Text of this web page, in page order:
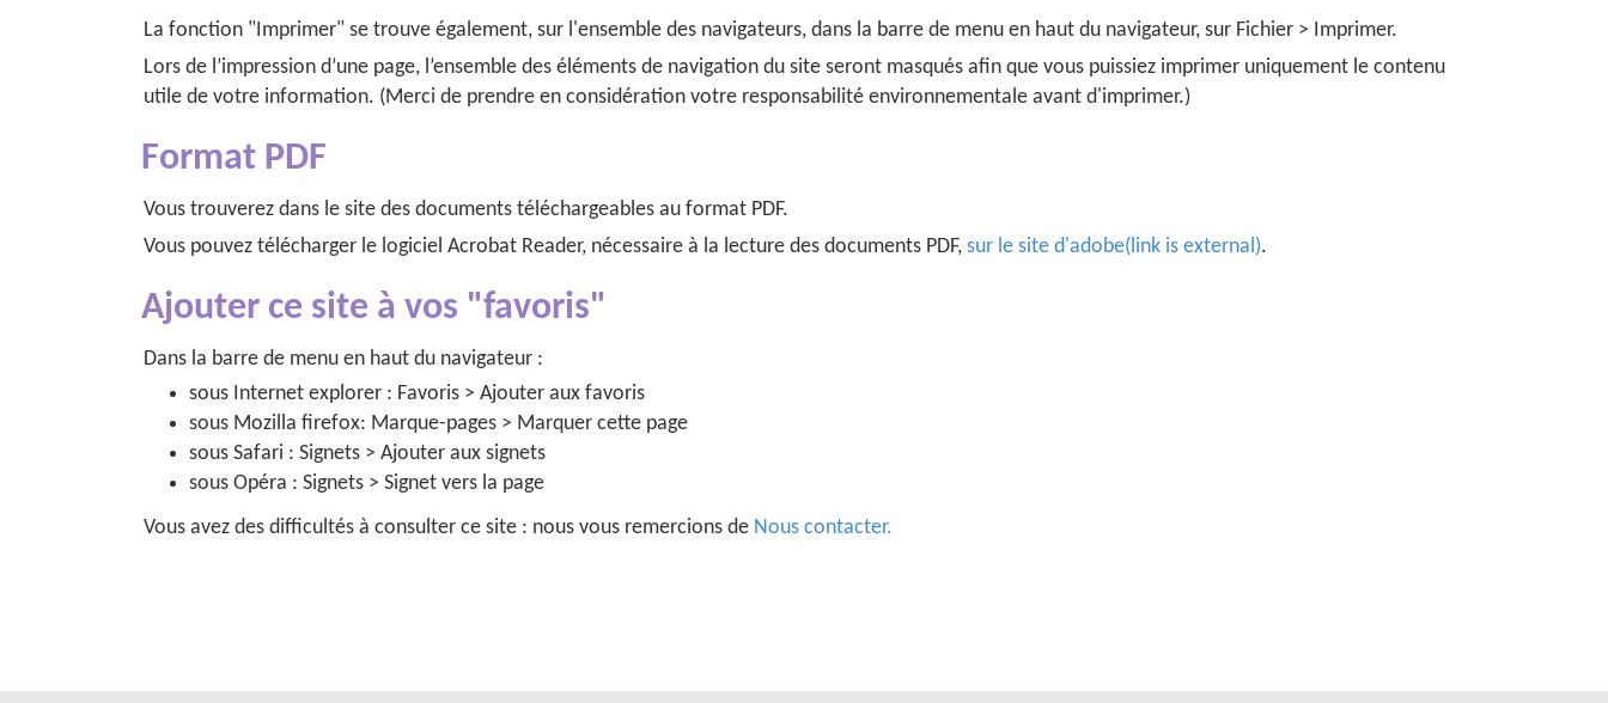
La fonction "Imprimer" se trouve également, sur l'ensemble des navigateurs, dans la barre de menu en haut du navigateur, sur Fichier > Imprimer.
Lors de l’impression d’une page, l’ensemble des éléments de navigation du site seront masqués afin que vous puissiez imprimer uniquement le contenu
utile de votre information. (Merci de prendre en considération votre responsabilité environnementale avant d'imprimer.)
Format PDF
Vous trouverez dans le site des documents téléchargeables au format PDF.
Vous pouvez télécharger le logiciel Acrobat Reader, nécessaire à la lecture des documents PDF,sur le site d'adobe(link is external).
Ajouter ce site à vos "favoris"
Dans la barre de menu en haut du navigateur :
sous Internet explorer : Favoris > Ajouter aux favoris
sous Mozilla firefox: Marque-pages > Marquer cette page
sous Safari : Signets > Ajouter aux signets
sous Opéra : Signets > Signet vers la page
Vous avez des difficultés à consulter ce site : nous vous remercions de Nous contacter.